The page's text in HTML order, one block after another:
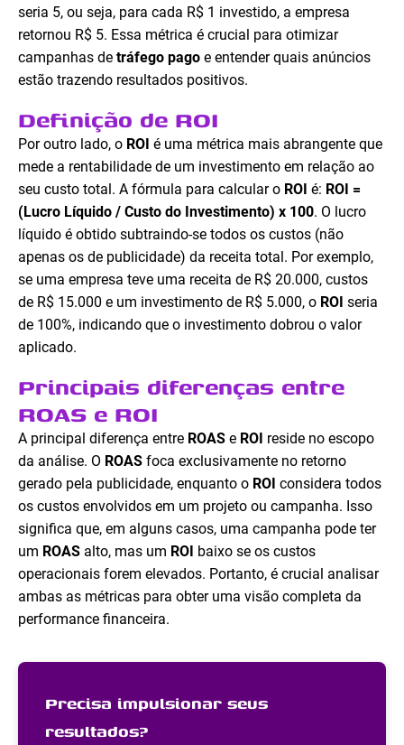
seria 5, ou seja, para cada R$ 1 investido, a empresa
retornou R$ 5. Essa métrica é crucial para otimizar
campanhas de tráfego pago e entender quais anúncios
estão trazendo resultados positivos.
Definição de ROI
Por outro lado, o ROI é uma métrica mais abrangente que
mede a rentabilidade de um investimento em relação ao
seu custo total. A fórmula para calcular o ROI é: ROI =
(Lucro Líquido / Custo do Investimento) x 100. O lucro
líquido é obtido subtraindo-se todos os custos (não
apenas os de publicidade) da receita total. Por exemplo,
se uma empresa teve uma receita de R$ 20.000, custos
de R$ 15.000 e um investimento de R$ 5.000, o ROI seria
de 100%, indicando que o investimento dobrou o valor
aplicado.
Principais diferenças entre
ROAS e ROI
A principal diferença entre ROAS e ROI reside no escopo
da análise. O ROAS foca exclusivamente no retorno
gerado pela publicidade, enquanto o ROI considera todos
os custos envolvidos em um projeto ou campanha. Isso
significa que, em alguns casos, uma campanha pode ter
um ROAS alto, mas um ROI baixo se os custos
operacionais forem elevados. Portanto, é crucial analisar
ambas as métricas para obter uma visão completa da
performance financeira.
Precisa impulsionar seus
resultados?